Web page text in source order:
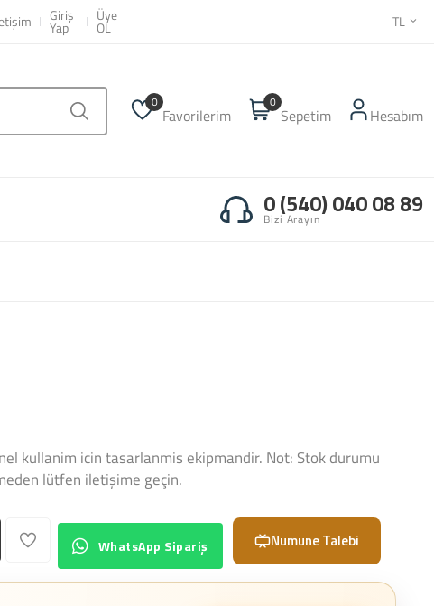
| Tux Coffee
Giriş
Yap
Üye
OL TL
0
Favorilerim
0
Sepetim Hesabım
0 (540) 040 08 89
Bizi Arayın
kullanim icin tasarlanmis ekipmandir. Not: Stok durumu
lütfen iletişime geçin.
WhatsApp Sipariş Numune Talebi